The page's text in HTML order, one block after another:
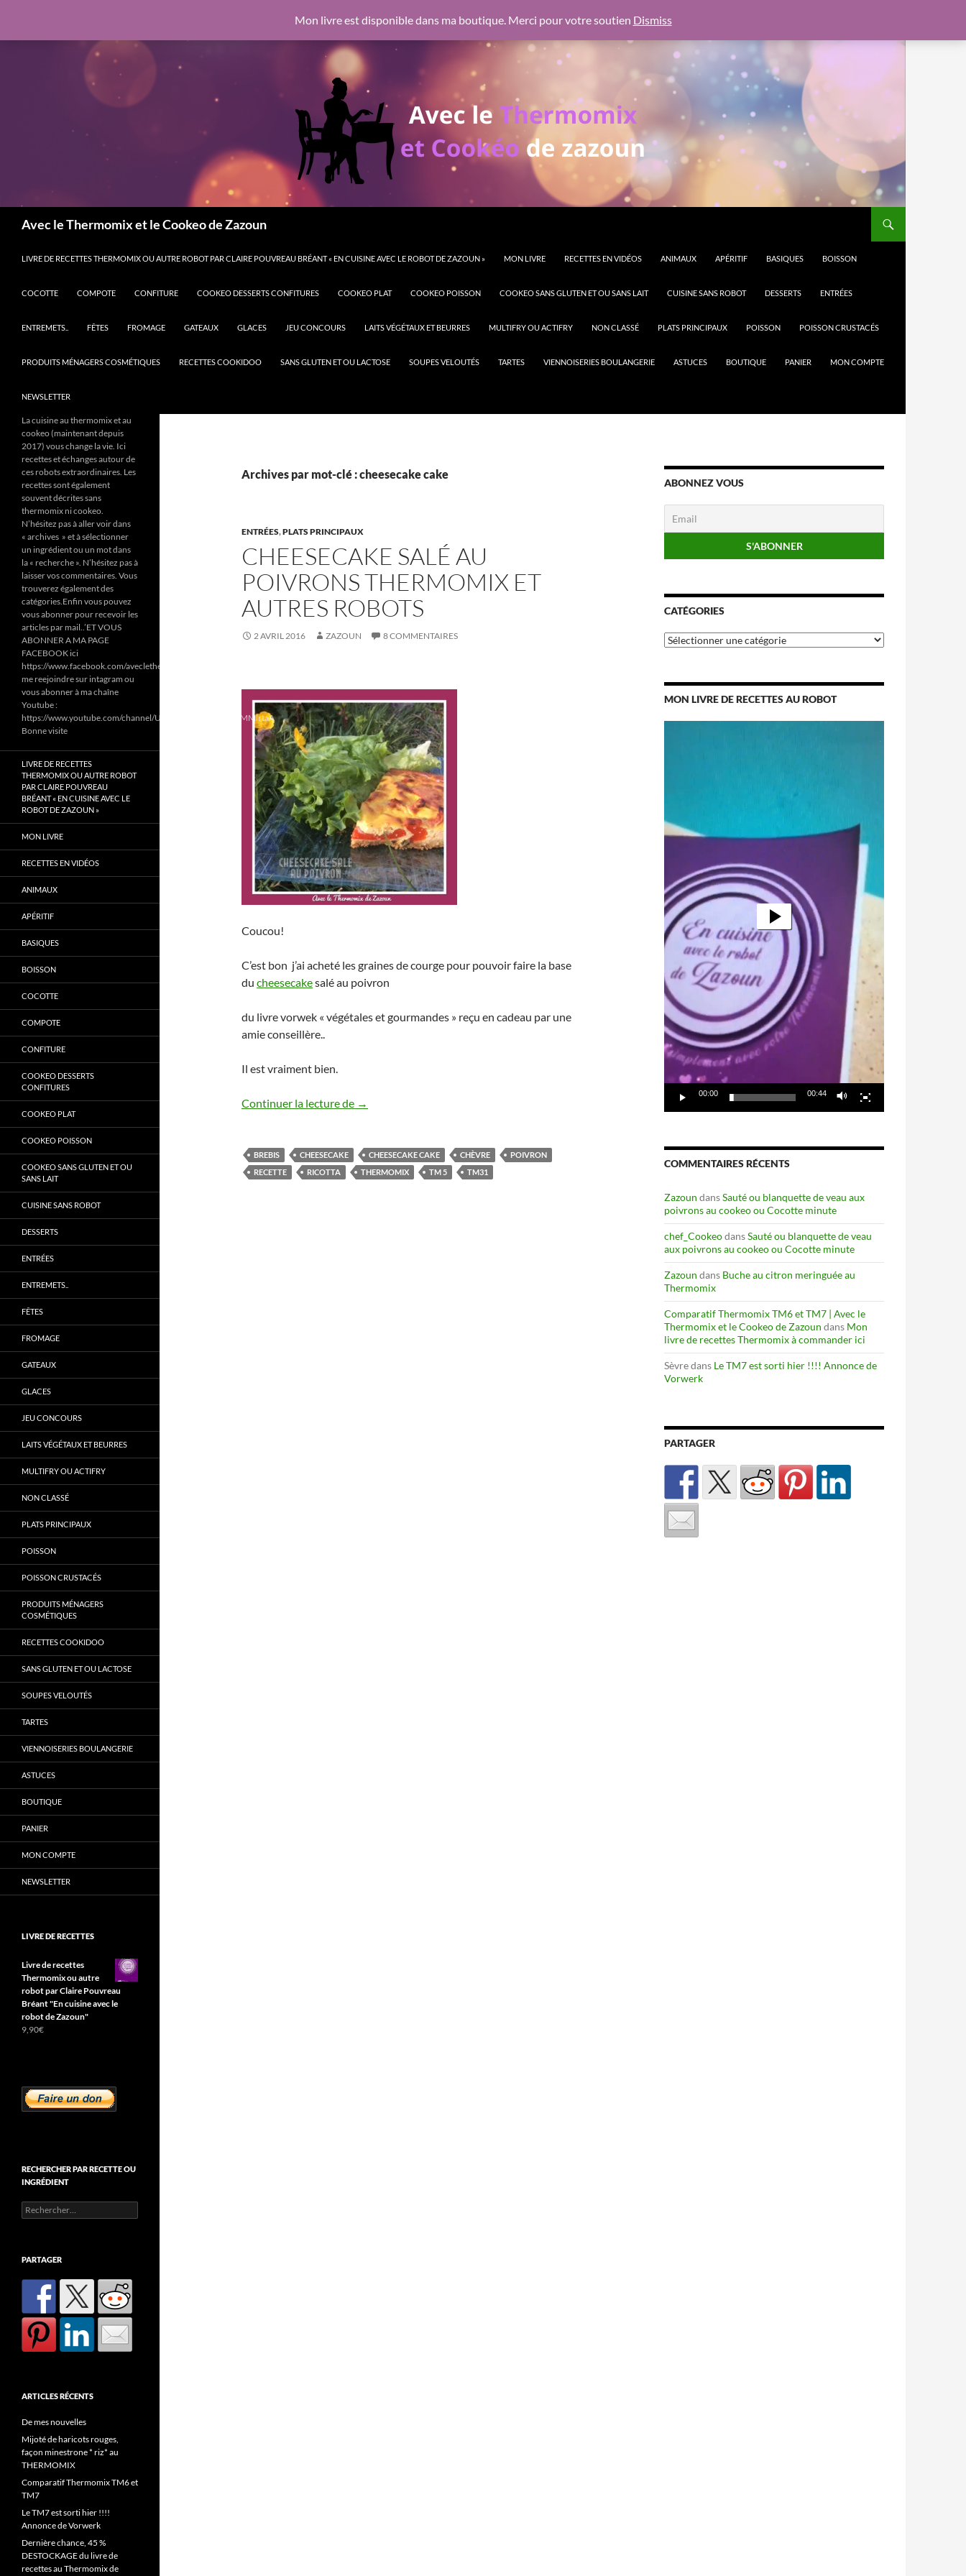
au
Avec le Thermomix et le Cookeo de Zazoun
LIVRE DE RECETTES THERMOMIX OU AUTRE ROBOT PAR CLAIRE POUVREAU BRÉANT « EN CUISINE AVEC LE ROBOT DE ZAZOUN » MON LIVRE RECETTES EN VIDÉOS ANIMAUX APÉRITIF BASIQUES BOISSON
COCOTTE COMPOTE CONFITURE COOKEO DESSERTS CONFITURES COOKEO PLAT COOKEO POISSON COOKEO SANS GLUTEN ET OU SANS LAIT CUISINE SANS ROBOT DESSERTS ENTRÉES
ENTREMETS.. FÊTES FROMAGE GATEAUX GLACES JEU CONCOURS LAITS VÉGÉTAUX ET BEURRES MULTIFRY OU ACTIFRY NON CLASSÉ PLATS PRINCIPAUX POISSON POISSON CRUSTACÉS
PRODUITS MÉNAGERS COSMÉTIQUES RECETTES COOKIDOO SANS GLUTEN ET OU LACTOSE SOUPES VELOUTÉS TARTES VIENNOISERIES BOULANGERIE ASTUCES BOUTIQUE PANIER MON COMPTE
NEWSLETTER
Archives par mot-clé : cheesecake cake
ENTRÉES,PLATS PRINCIPAUX
CHEESECAKE SALÉ AU
POIVRONS THERMOMIX ET
AUTRES ROBOTS
2 AVRIL 2016 ZAZOUN 8 COMMENTAIRES
Coucou!
C’est bon j’ai acheté les graines de courge pour pouvoir faire la base
du cheesecakesalé au poivron
du livre vorwek « végétales et gourmandes » reçu en cadeau par une
amie conseillère..
Il est vraiment bien.
Continuer la lecture de Cheesecake salé au poivrons Thermomix et autres robots
→
BREBIS CHEESECAKE CHEESECAKE CAKE CHÈVRE
POIVRON
RECETTE
RICOTTA THERMOMIX TM 5 TM31
ABONNEZ VOUS
CATÉGORIES
Catégories
MON LIVRE DE RECETTES AU ROBOT
00:00 00:44
COMMENTAIRES RÉCENTS
Zazoun dansSauté ou blanquette de veau aux
poivrons au cookeo ou Cocotte minute
chef_CookeodansSauté ou blanquette de veau
aux poivrons au cookeo ou Cocotte minute
Zazoun dans Buche au citron meringuée au
Thermomix
Comparatif Thermomix TM6 et TM7 | Avec le
Thermomix et le Cookeo de Zazoun dans Mon
livre de recettes Thermomix à commander ici
Sèvredans Le TM7 est sorti hier !!!! Annonce de
Vorwerk
PARTAGER
La cuisine au thermomix et au
cookeo (maintenant depuis
2017) vous change la vie. Ici
recettes et échanges autour de
ces robots extraordinaires. Les
recettes sont également
souvent décrites sans
thermomix ni cookeo.
N’hésitez pas à aller voir dans
« archives » et à sélectionner
un ingrédient ou un mot dans
la « recherche ». N’hésitez pas à
laisser vos commentaires. Vous
trouverez également des
catégories.Enfin vous pouvez
vous abonner pour recevoir les
articles par mail..’ET VOUS
ABONNER A MA PAGE
FACEBOOK ici
https://www.facebook.com/aveclethermomixetcookeodezazoun/
me reejoindre sur intagram ou
vous abonner à ma chaîne
Youtube :
https://www.youtube.com/channel/UC6Pa6dF808fmGjZ5MMlrtaA
Bonne visite
LIVRE DE RECETTES
THERMOMIX OU AUTRE ROBOT
PAR CLAIRE POUVREAU
BRÉANT « EN CUISINE AVEC LE
ROBOT DE ZAZOUN »
MON LIVRE
RECETTES EN VIDÉOS
ANIMAUX
APÉRITIF
BASIQUES
BOISSON
COCOTTE
COMPOTE
CONFITURE
COOKEO DESSERTS
CONFITURES
COOKEO PLAT
COOKEO POISSON
COOKEO SANS GLUTEN ET OU
SANS LAIT
CUISINE SANS ROBOT
DESSERTS
ENTRÉES
ENTREMETS..
FÊTES
FROMAGE
GATEAUX
GLACES
JEU CONCOURS
LAITS VÉGÉTAUX ET BEURRES
MULTIFRY OU ACTIFRY
NON CLASSÉ
PLATS PRINCIPAUX
POISSON
POISSON CRUSTACÉS
PRODUITS MÉNAGERS
COSMÉTIQUES
RECETTES COOKIDOO
SANS GLUTEN ET OU LACTOSE
SOUPES VELOUTÉS
TARTES
VIENNOISERIES BOULANGERIE
ASTUCES
BOUTIQUE
PANIER
MON COMPTE
NEWSLETTER
LIVRE DE RECETTES
Livre de recettes
Thermomix ou autre
robot par Claire Pouvreau
Bréant "En cuisine avec le
robot de Zazoun"
9,90€
RECHERCHER PAR RECETTE OU
INGRÉDIENT
Rechercher :
PARTAGER
ARTICLES RÉCENTS
De mes nouvelles
Mijoté de haricots rouges,
façon minestrone * riz* au
THERMOMIX
Comparatif Thermomix TM6 et
TM7
Le TM7 est sorti hier !!!!
Annonce de Vorwerk
Dernière chance, 45 %
DESTOCKAGE du livre de
recettes au Thermomix de
Mon livre est disponible dans ma boutique. Merci pour votre soutien Dismiss